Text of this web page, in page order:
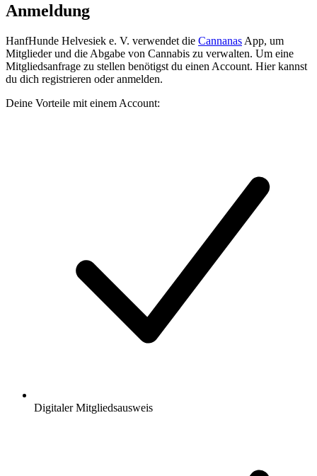
Anmeldung
HanfHunde Helvesiek e. V. verwendet die Cannanas App, um
Mitglieder und die Abgabe von Cannabis zu verwalten. Um eine
Mitgliedsanfrage zu stellen benötigst du einen Account. Hier kannst
du dich registrieren oder anmelden.
Deine Vorteile mit einem Account:
Digitaler Mitgliedsausweis